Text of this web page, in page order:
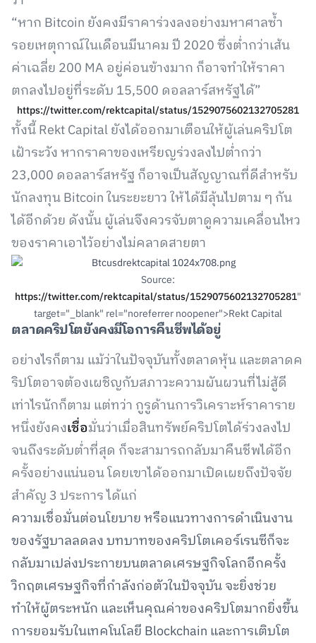
“หาก Bitcoin ยังคงมีราคาร่วงลงอย่างมหาศาลซ้ำ
รอยเหตุกาณ์ในเดือนมีนาคม ปี 2020 ซึ่งต่ำกว่าเส้น
ค่าเฉลี่ย 200 MA อยู่ค่อนข้างมาก ก็อาจทำให้ราคา
ตกลงไปอยู่ที่ระดับ 15,500 ดอลลาร์สหรัฐได้”
https://twitter.com/rektcapital/status/1529075602132705281
ทั้งนี้ Rekt Capital ยังได้ออกมาเตือนให้ผู้เล่นคริปโต
เฝ้าระวัง หากราคาของเหรียญร่วงลงไปต่ำกว่า
23,000 ดอลลาร์สหรัฐ ก็อาจเป็นสัญญาณที่ดีสำหรับ
นักลงทุน Bitcoin ในระยะยาว ให้ได้มีลุ้นไปตาม ๆ กัน
ได้อีกด้วย ดังนั้น ผู้เล่นจึงควรจับตาดูความเคลื่อนไหว
ของราคาเอาไว้อย่างไม่คลาดสายตา
Source:
https://twitter.com/rektcapital/status/1529075602132705281"
target="_blank" rel="noreferrer noopener">Rekt Capital
ตลาดคริปโตยังคงมีโอการคืนชีพได้อยู่
อย่างไรก็ตาม แม้ว่าในปัจจุบันทั้งตลาดหุ้น และตลาดค
ริปโตอาจต้องเผชิญกับสภาวะความผันผวนที่ไม่สู้ดี
เท่าไรนักก็ตาม แต่ทว่า กูรูด้านการวิเคราะห์ราคาราย
หนึ่งยังคงเชื่อมั่นว่าเมื่อสินทรัพย์คริปโตได้ร่วงลงไป
จนถึงระดับต่ำที่สุด ก็จะสามารถกลับมาคืนชีพได้อีก
ครั้งอย่างแน่นอน โดยเขาได้ออกมาเปิดเผยถึงปัจจัย
สำคัญ 3 ประการ ได้แก่
ความเชื่อมั่นต่อนโยบาย หรือแนวทางการดำเนินงาน
ของรัฐบาลลดลง บทบาทของคริปโตเคอร์เรนซีก็จะ
กลับมาเปล่งประกายบนตลาดเศรษฐกิจโลกอีกครั้ง
วิกฤตเศรษฐกิจที่กำลังก่อตัวในปัจจุบัน จะยิ่งช่วย
ทำให้ผู้ตระหนัก และเห็นคุณค่าของคริปโตมากยิ่งขึ้น
การยอมรับในเทคโนโลยี Blockchain และการเติบโต